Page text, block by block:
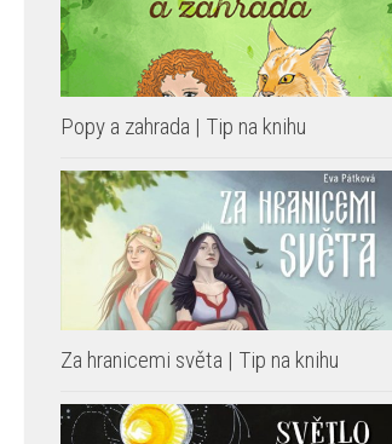
Popy a zahrada | Tip na knihu
Za hranicemi světa | Tip na knihu